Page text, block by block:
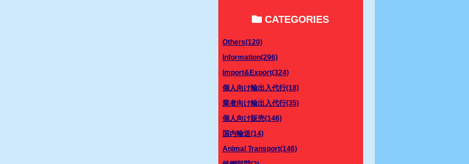
CATEGORIES
Others(120)
Information(296)
Import&Export(324)
個人向け輸出入代行(18)
業者向け輸出入代行(35)
個人向け販売(146)
国内輸送(14)
Animal Transport(146)